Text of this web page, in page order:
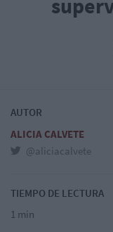
AUTOR
ALICIA CALVETE
@aliciacalvete
TIEMPO DE LECTURA
1 min